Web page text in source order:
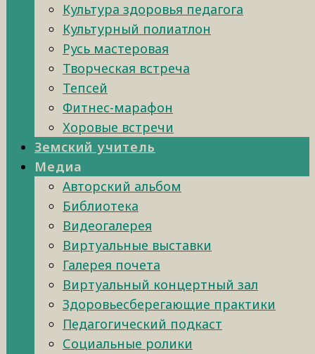
Культура здоровья педагога
Культурный полиатлон
Русь мастеровая
Творческая встреча
Тепсей
Фитнес-марафон
Хоровые встречи
Земский учитель
Медиа
Авторский альбом
Библиотека
Видеогалерея
Виртуальные выставки
Галерея почета
Виртуальный концертный зал
Здоровьесберегающие практики
Педагогический подкаст
Социальные ролики